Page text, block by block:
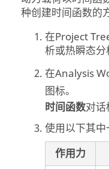
种创建时间函数的
在Project
析或热瞬态分
在Analysis
图标。
时间函数对话
使用以下其中
作用力